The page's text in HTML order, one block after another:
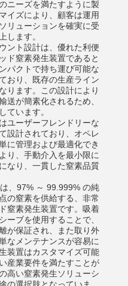
ニーズを満たすように製
イズにより、顧客は運用
リューションを確実に受
します。
ント設計は、優れた利便
ド窒素発生装置であると
パクトで持ち運び可能な
おり、既存の生産ライン
ります。この設計により
送が簡素化されるため、
ています。
ユーザーフレンドリーな
設計されており、オペレ
に管理および最適化でき
り、手動介入を最小限に
なり、一貫した窒素品質
、97% ～ 99.999% の純
の窒素を供給する、非常
窒素発生装置です。吸着
ーブを使用することで、
が保証され、また取り外
なメンテナンスが容易に
装置はカスタマイズ可能
産業要件を満たすことが
高い窒素発生ソリューシ